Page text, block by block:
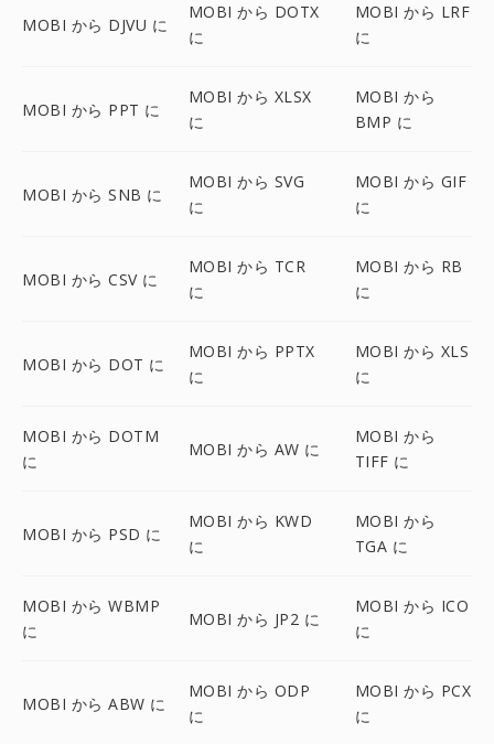
MOBI から DJVU に
MOBI から DOTX
に
MOBI から LRF
に
MOBI から PPT に
MOBI から XLSX
に
MOBI から
BMP に
MOBI から SNB に
MOBI から SVG
に
MOBI から GIF
に
MOBI から CSV に
MOBI から TCR
に
MOBI から RB
に
MOBI から DOT に
MOBI から PPTX
に
MOBI から XLS
に
MOBI から DOTM
に
MOBI から AW に
MOBI から
TIFF に
MOBI から PSD に
MOBI から KWD
に
MOBI から
TGA に
MOBI から WBMP
に
MOBI から JP2 に
MOBI から ICO
に
MOBI から ABW に
MOBI から ODP
に
MOBI から PCX
に